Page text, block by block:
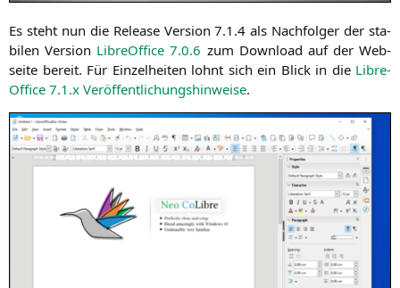
Es steht nun die Release Ver­si­on 7.1.4 als Nach­fol­ger der sta­
bi­len Ver­si­on Libre­Of­fice 7.0.6 zum Down­load auf der Web­
sei­te bereit. Für Ein­zel­hei­ten lohnt sich ein Blick in die Libre­
Of­fice 7.1.x Ver­öf­fent­li­chungs­hin­wei­se.